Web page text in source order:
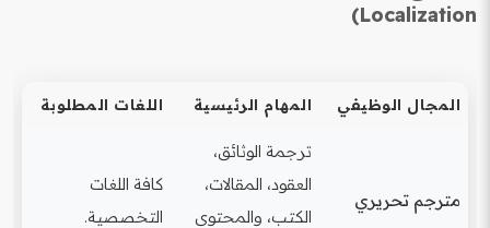
Localization)
المجال الوظيفي المهام الرئيسية اللغات المطلوبة
مترجم تحريري
ترجمة الوثائق،
العقود، المقالات،
الكتب، والمحتوى
كافة اللغات
التخصصية.